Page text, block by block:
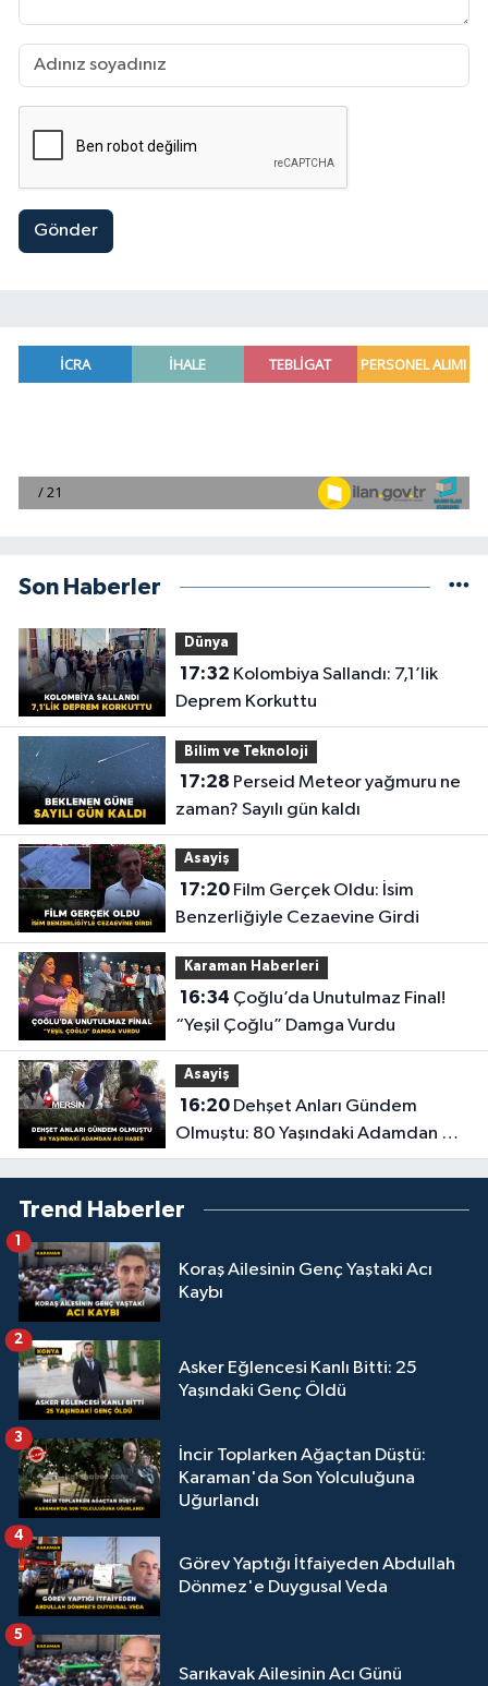
Gönder
Son Haberler
Dünya
17:32
Deprem Korkuttu
Bilim ve Teknoloji
17:28
zaman? Sayılı gün kaldı
Asayiş
17:20Film Gerçek Oldu: İsim
Benzerliğiyle Cezaevine Girdi
Karaman Haberleri
16:34
“Yeşil Çoğlu” Damga Vurdu
Asayiş
16:20Dehşet Anları Gündem
Olmuştu: 80 Yaşındaki Adamdan Acı
Haber
Trend Haberler
Koraş Ailesinin Genç Yaştaki Acı
Kaybı
1
Asker Eğlencesi Kanlı Bitti: 25
Yaşındaki Genç Öldü
2
İncir Toplarken Ağaçtan Düştü:
Karaman'da Son Yolculuğuna
Uğurlandı
3
Görev Yaptığı İtfaiyeden Abdullah
Dönmez'e Duygusal Veda
4
Sarıkavak Ailesinin Acı Günü
5